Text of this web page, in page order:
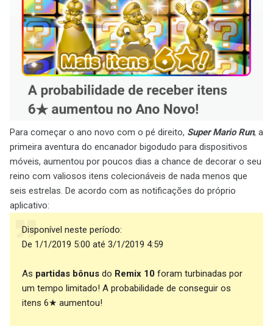
Para começar o ano novo com o pé direito, Super Mario Run, a
primeira aventura do encanador bigodudo para dispositivos
móveis, aumentou por poucos dias a chance de decorar o seu
reino com valiosos itens colecionáveis de nada menos que
seis estrelas. De acordo com as notificações do próprio
aplicativo:
Disponível neste período:
De 1/1/2019 5:00 até 3/1/2019 4:59
As partidas bônus do Remix 10 foram turbinadas por
um tempo limitado! A probabilidade de conseguir os
itens 6★ aumentou!